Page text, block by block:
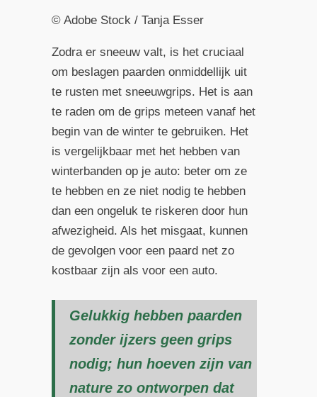
© Adobe Stock / Tanja Esser
Zodra er sneeuw valt, is het cruciaal
om beslagen paarden onmiddellijk uit
te rusten met sneeuwgrips. Het is aan
te raden om de grips meteen vanaf het
begin van de winter te gebruiken. Het
is vergelijkbaar met het hebben van
winterbanden op je auto: beter om ze
te hebben en ze niet nodig te hebben
dan een ongeluk te riskeren door hun
afwezigheid. Als het misgaat, kunnen
de gevolgen voor een paard net zo
kostbaar zijn als voor een auto.
Gelukkig hebben paarden
zonder ijzers geen grips
nodig; hun hoeven zijn van
nature zo ontworpen dat